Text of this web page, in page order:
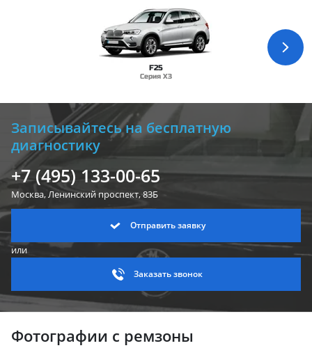
F25
Серия X3
Записывайтесь на бесплатную
диагностику
+7 (495) 133-00-65
Москва, Ленинскийпроспект, 83Б
Отправить заявку
или
Заказать звонок
Фотографии с ремзоны